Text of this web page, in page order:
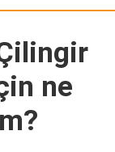
ne